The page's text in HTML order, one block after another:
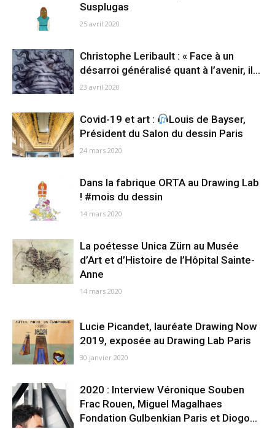
Susplugas
25 avril 2020
Christophe Leribault : « Face à un
désarroi généralisé quant à l’avenir, il...
23 avril 2020
Covid-19 et art :
Louis de Bayser,
Président du Salon du dessin Paris
24 mars 2020
Dans la fabrique ORTA au Drawing Lab
! #mois du dessin
14 mars 2020
La poétesse Unica Zürn au Musée
d’Art et d’Histoire de l’Hôpital Sainte-
Anne
14 mars 2020
Lucie Picandet, lauréate Drawing Now
2019, exposée au Drawing Lab Paris
30 janvier 2020
2020 : Interview Véronique Souben
Frac Rouen, Miguel Magalhaes
Fondation Gulbenkian Paris et Diogo...